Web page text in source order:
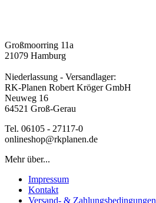
Großmoorring 11a
21079 Hamburg
Niederlassung - Versandlager:
RK-Planen Robert Kröger GmbH
Neuweg 16
64521 Groß-Gerau
Tel. 06105 - 27117-0
onlineshop@rkplanen.de
Mehr über...
Impressum
Kontakt
Versand- & Zahlungsbedingungen